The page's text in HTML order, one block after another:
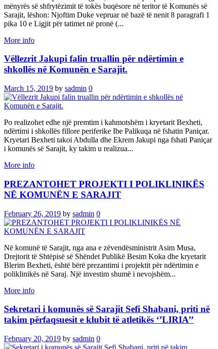
mënyrës së shfrytëzimit të tokës buqësore në teritor të Komunës së
Sarajit, lëshon: Njoftim Duke vepruar në bazë të nenit 8 paragrafi 1
pika 10 e Ligjit për tatimet në pronë (...
More info
Vëllezrit Jakupi falin truallin për ndërtimin e
shkollës në Komunën e Sarajit.
March 15, 2019 by sadmin 0
Po realizohet edhe një premtim i kahmotshëm i kryetarit Bexheti,
ndërtimi i shkollës fillore periferike Ibe Palikuqa në fshatin Paniçar.
Kryetari Bexheti takoi Abdulla dhe Ekrem Jakupi nga fshati Paniçar
i komunës së Sarajit, ky takim u realizua...
More info
PREZANTOHET PROJEKTI I POLIKLINIKËS
NË KOMUNËN E SARAJIT
February 26, 2019 by sadmin 0
Në komunë të Sarajit, nga ana e zëvendësministrit Asim Musa,
Drejtorit të Shtëpisë së Shëndet Publikë Besim Koka dhe kryetarit
Blerim Bexheti, është bërë prezantimi i projektit për ndërtimin e
poliklinikës në Saraj. Një investim shumë i nevojshëm...
More info
Sekretari i komunës së Sarajit Sefi Shabani, priti në
takim përfaqsuesit e klubit të atletikës ‘’LIRIA’’
February 20, 2019 by sadmin 0